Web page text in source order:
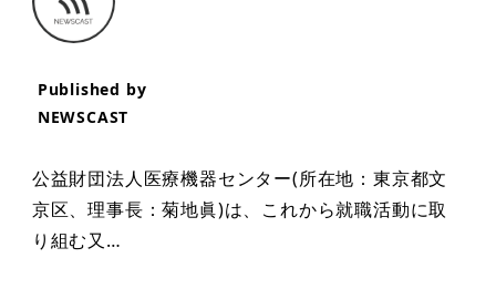
Published by
NEWSCAST
公益財団法人医療機器センター(所在地：東京都文
京区、理事長：菊地眞)は、これから就職活動に取
り組む又…